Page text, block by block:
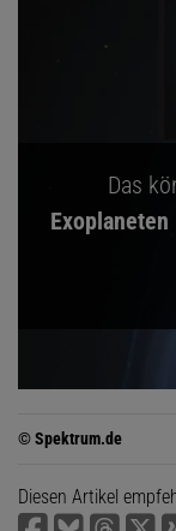
Das
© Spektrum.de
Diesen Artikel